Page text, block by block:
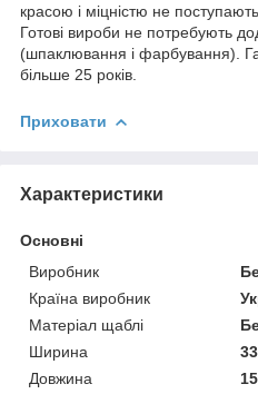
красою і міцністю не
Готові вироби не потребують
(шпаклювання і фарбування).
більше 25 років.
Приховати
Характеристики
Основні
Виробник
Країна виробник
Матеріал щаблі
Ширина
Довжина